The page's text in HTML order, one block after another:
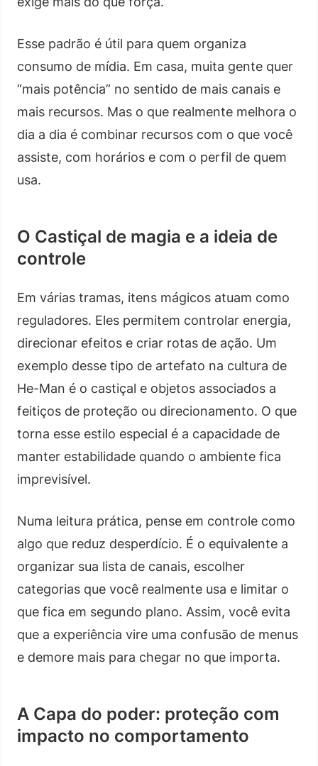
Esse padrão é útil para quem organiza
consumo de mídia. Em casa, muita gente quer
“mais potência” no sentido de mais canais e
mais recursos. Mas o que realmente melhora o
dia a dia é combinar recursos com o que você
assiste, com horários e com o perfil de quem
usa.
O Castiçal de magia e a ideia de
controle
Em várias tramas, itens mágicos atuam como
reguladores. Eles permitem controlar energia,
direcionar efeitos e criar rotas de ação. Um
exemplo desse tipo de artefato na cultura de
He-Man é o castiçal e objetos associados a
feitiços de proteção ou direcionamento. O que
torna esse estilo especial é a capacidade de
manter estabilidade quando o ambiente fica
imprevisível.
Numa leitura prática, pense em controle como
algo que reduz desperdício. É o equivalente a
organizar sua lista de canais, escolher
categorias que você realmente usa e limitar o
que fica em segundo plano. Assim, você evita
que a experiência vire uma confusão de menus
e demore mais para chegar no que importa.
A Capa do poder: proteção com
impacto no comportamento